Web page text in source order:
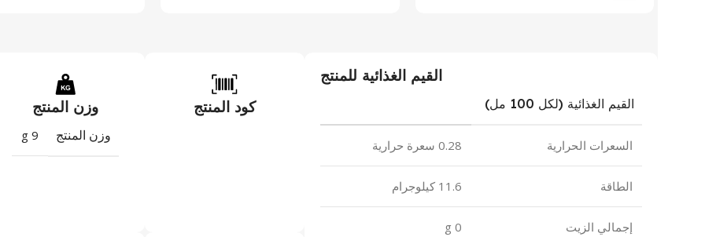
القيم الغذائية للمنتج
القيم الغذائية (لكل 100 مل)
السعرات الحرارية 0.28 سعرة حرارية
الطاقة 11.6 كيلوجرام
إجمالي الزيت 0 g
كود المنتج وزن المنتج
وزن المنتج 9 g